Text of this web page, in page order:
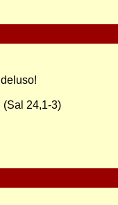
(Sal 24,1-3)